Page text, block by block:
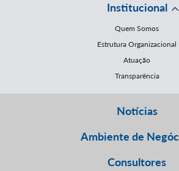
Institucional
Quem Somos
Estrutura Organizacional
Atuação
Transparência
Notícias
Ambiente de
Consultores